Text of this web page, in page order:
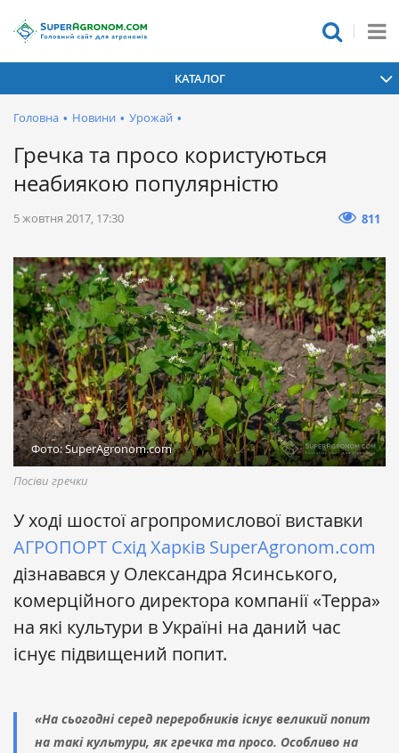
КАТАЛОГ
Головна • Новини • Урожай •
Гречка та просо користуються
неабиякою популярністю
5 жовтня 2017, 17:30 811
Фото: SuperAgronom.com
Посіви гречки
У ході шостої агропромислової виставки
АГРОПОРТ Схід Харків SuperAgronom.com
дізнавався у Олександра Ясинського,
комерційного директора компанії «Терра»
на які культури в Україні на даний час
існує підвищений попит.
«На сьогодні серед переробників існує великий попит
на такі культури, як гречка та просо. Особливо на